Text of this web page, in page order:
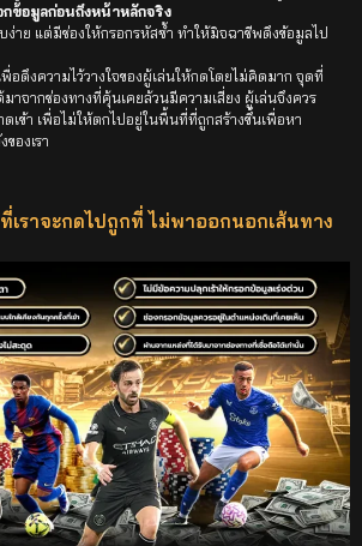
ข้อมูลก่อนถึงหน้าหลักจริง
ง่าย แต่มีช่องให้กรอกรหัสซ้ำ ทำให้มิจฉาชีพดึงข้อมูลไป
อดึงความไว้วางใจของผู้เล่นให้กดโดยไม่คิดมาก จุดที่
าจากช่องทางที่คุ้นเคยล้วนมีความเสี่ยง ผู้เล่นจึงควร
เข้า เพื่อไม่ให้ตกไปอยู่ในพื้นที่ที่ถูกสร้างขึ้นเพื่อหา
องเรา
ที่เราจะกดไปถูกที่ ไม่พาออกนอกเส้นทาง